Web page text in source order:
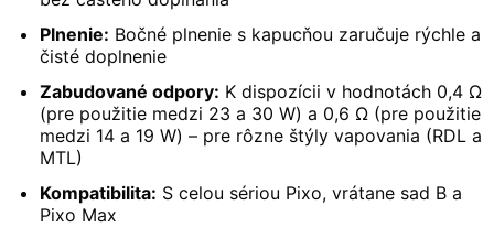
Plnenie: Bočné plnenie s kapucňou zaručuje rýchle a
čisté doplnenie
Zabudované odpory: K dispozícii v hodnotách 0,4 Ω
(pre použitie medzi 23 a 30 W) a 0,6 Ω (pre použitie
medzi 14 a 19 W) – pre rôzne štýly vapovania (RDL a
MTL)
Kompatibilita: S celou sériou Pixo, vrátane sad B a
Pixo Max